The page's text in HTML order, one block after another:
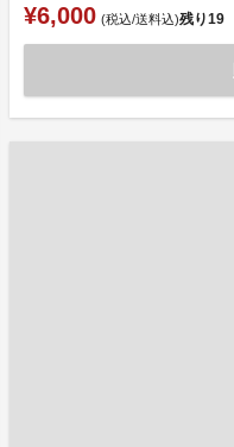
¥6,000 (税込/送料込)残り19